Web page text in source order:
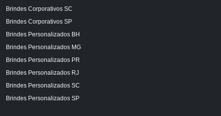
Brindes Corporativos SC
Brindes Corporativos SP
Brindes Personalizados BH
Brindes Personalizados MG
Brindes Personalizados PR
Brindes Personalizados RJ
Brindes Personalizados SC
Brindes Personalizados SP